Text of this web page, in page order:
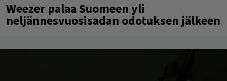
Weezer palaa Suomeen yli
neljännesvuosisadan odotuksen jälkeen